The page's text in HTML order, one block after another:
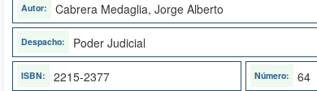
Cabrera Medaglia, Jorge Alberto
Poder Judicial
2215-2377
64